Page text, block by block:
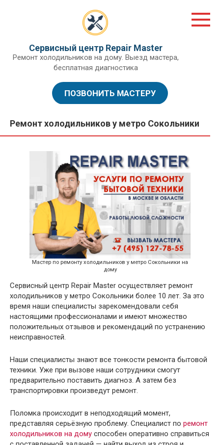
Сервисный центр Repair Master
Ремонт холодильников на дому. Выезд мастера,
бесплатная диагностика
ПОЗВОНИТЬ МАСТЕРУ
Ремонт холодильников у метро Сокольники
Мастер по ремонту холодильников у метро Сокольники на
дому
Сервисный центр Repair Master осуществляет ремонт
холодильников у метро Сокольники более 10 лет. За это
время наши специалисты зарекомендовали себя
настоящими профессионалами и имеют множество
положительных отзывов и рекомендаций по устранению
неисправностей.
Наши специалисты знают все тонкости ремонта бытовой
техники. Уже при вызове наши сотрудники смогут
предварительно поставить диагноз. А затем без
транспортировки произведут ремонт.
Поломка происходит в неподходящий момент,
представляя серьёзную проблему. Специалист по ремонт
холодильников на дому способен оперативно справиться